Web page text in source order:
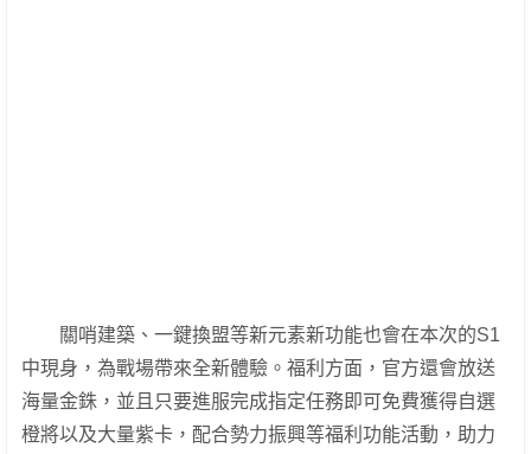
關哨建築、一鍵換盟等新元素新功能也會在本次的S1
中現身，為戰場帶來全新體驗。福利方面，官方還會放送
海量金銖，並且只要進服完成指定任務即可免費獲得自選
橙將以及大量紫卡，配合勢力振興等福利功能活動，助力